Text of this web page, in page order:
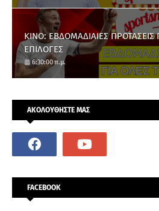
ΚΙΝΟ: ΕΒΔΟΜΑΔΙΑΙΕΣ ΠΡΟΤΑΣΕΙΣ ΓΙΑ ΟΛΕΣ ΤΙΣ
ΕΠΙΛΟΓΕΣ
6:30:00 π.μ.
ΑΚΟΛΟΥΘΗΣΤΕ ΜΑΣ
FACEBOOK